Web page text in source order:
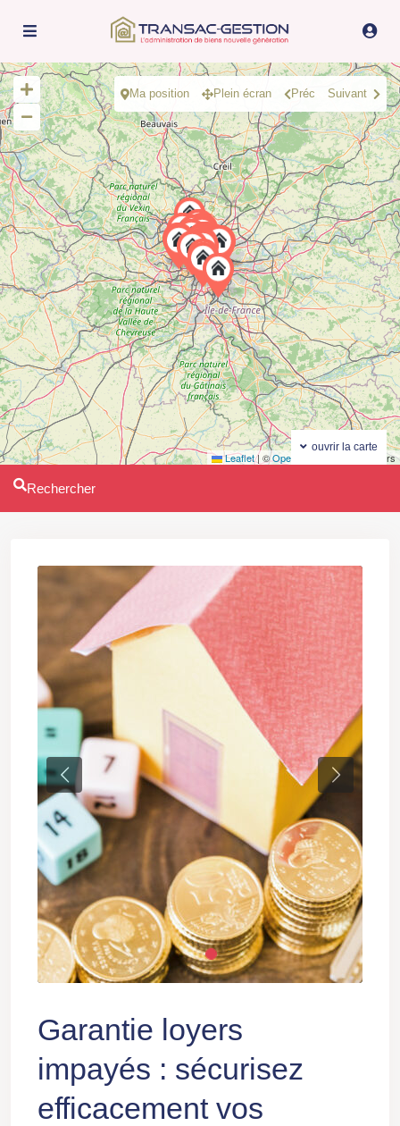
Leaflet|©OpenStreetMap contributors
ouvrir la carte
Ma position Plein écran Préc Suivant
Rechercher
Previous Next
Garantie loyers
impayés : sécurisez
efficacement vos